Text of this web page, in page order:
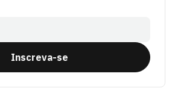
Inscreva-se